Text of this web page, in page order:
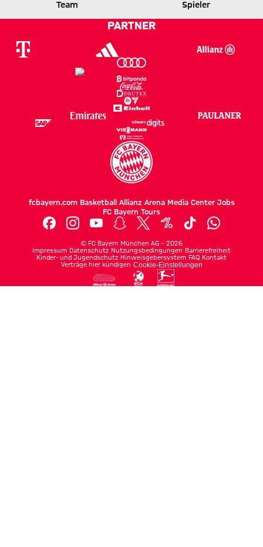
FCB
Zwischenergebnis:
1 zu 0 nach Erste Halbzeit
SCF
Team Spieler
PARTNER
fcbayern.com Basketball Allianz Arena Media Center Jobs
FC Bayern Tours
© FC Bayern München AG – 2026
Impressum Datenschutz Nutzungsbedingungen Barrierefreiheit
Kinder- und Jugendschutz Hinweisgebersystem FAQ Kontakt
Verträge hier kündigen Cookie-Einstellungen